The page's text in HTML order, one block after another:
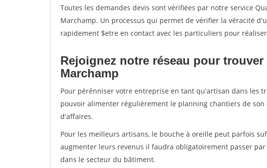
Toutes les demandes devis sont vérifiées par notre service
Marchamp. Un processus qui permet de vérifier la véracité
rapidement $etre en contact avec les particuliers pour
Rejoignez notre réseau pour
Marchamp
Pour pérénniser votre entreprise en tant qu'artisan dans les
pouvoir alimenter régulièrement le planning chantiers de
d'affaires.
Pour les meilleurs artisans, le bouche à oreille peut parfois
augmenter leurs revenus il faudra obligatoirement passer
dans le secteur du bâtiment.